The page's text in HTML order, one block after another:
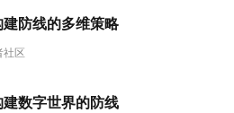
社区
防线的多维策略
数字世界的防线